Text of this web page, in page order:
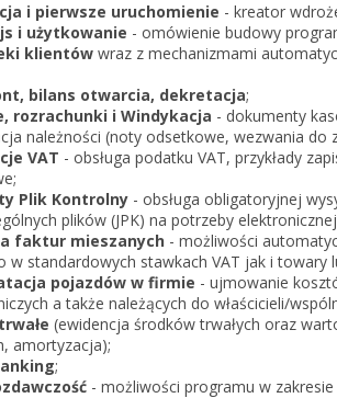
i pierwsze uruchomienie - kreator
i użytkowanie - omówienie budowy
klientów wraz z mechanizmami
bilans otwarcia, dekretacja;
rozrachunki i Windykacja - dokumenty
należności (noty odsetkowe, wezwania do
VAT - obsługa podatku VAT, przykłady
Plik Kontrolny - obsługa obligatoryjnej
plików (JPK) na potrzeby
faktur mieszanych - możliwości
w standardowych stawkach VAT jak i towary
pojazdów w firmie - ujmowanie
a także należących do właścicieli/
(ewidencja środków trwałych oraz
amortyzacja);
;
- możliwości programu w